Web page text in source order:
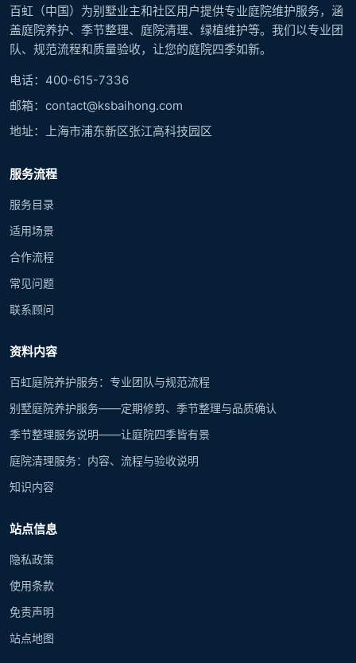
百虹（中国）为别墅业主和社区用户提供专业庭院维护服务，涵
盖庭院养护、季节整理、庭院清理、绿植维护等。我们以专业团
队、规范流程和质量验收，让您的庭院四季如新。
电话：400-615-7336
邮箱：contact@ksbaihong.com
地址：上海市浦东新区张江高科技园区
服务流程
服务目录
适用场景
合作流程
常见问题
联系顾问
资料内容
百虹庭院养护服务：专业团队与规范流程
别墅庭院养护服务——定期修剪、季节整理与品质确认
季节整理服务说明——让庭院四季皆有景
庭院清理服务：内容、流程与验收说明
知识内容
站点信息
隐私政策
使用条款
免责声明
站点地图